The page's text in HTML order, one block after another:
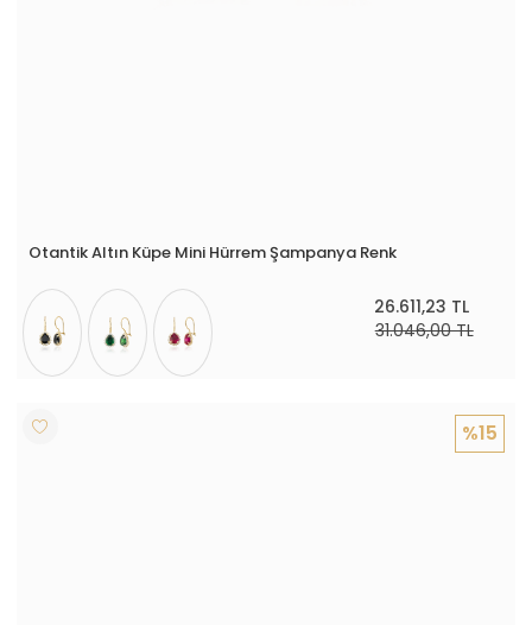
Otantik Altın Küpe Mini Hürrem Şampanya Renk
26.611,23 TL
31.046,00 TL
%15